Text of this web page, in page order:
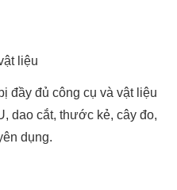
liệu
đầy đủ công cụ và vật liệu
dao cắt, thước kẻ, cây đo,
dụng.